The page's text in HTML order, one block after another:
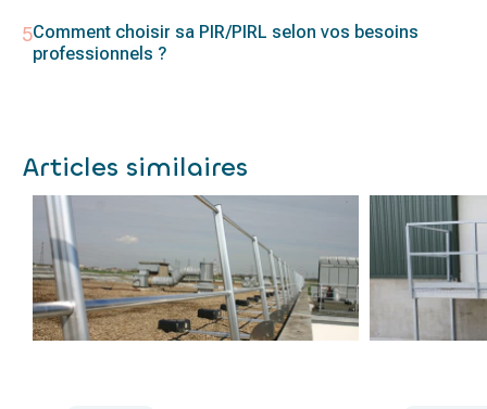
Comment choisir sa PIR/PIRL selon vos besoins
professionnels ?
Articles similaires